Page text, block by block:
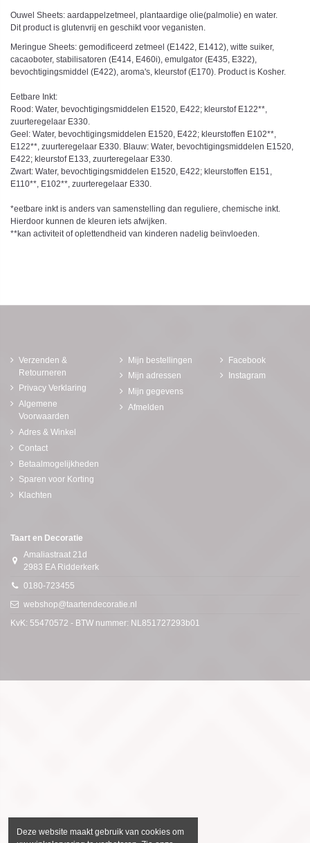
Ouwel Sheets: aardappelzetmeel, plantaardige olie(palmolie) en water.
Dit product is glutenvrij en geschikt voor veganisten.
Meringue Sheets: gemodificeerd zetmeel (E1422, E1412), witte suiker,
cacaoboter, stabilisatoren (E414, E460i), emulgator (E435, E322),
bevochtigingsmiddel (E422), aroma's, kleurstof (E170). Product is Kosher.
Eetbare Inkt:
Rood: Water, bevochtigingsmiddelen E1520, E422; kleurstof E122**,
zuurteregelaar E330.
Geel: Water, bevochtigingsmiddelen E1520, E422; kleurstoffen E102**,
E122**, zuurteregelaar E330. Blauw: Water, bevochtigingsmiddelen E1520,
E422; kleurstof E133, zuurteregelaar E330.
Zwart: Water, bevochtigingsmiddelen E1520, E422; kleurstoffen E151,
E110**, E102**, zuurteregelaar E330.
*eetbare inkt is anders van samenstelling dan reguliere, chemische inkt.
Hierdoor kunnen de kleuren iets afwijken.
**kan activiteit of oplettendheid van kinderen nadelig beïnvloeden.
Verzenden &
Retourneren
Privacy Verklaring
Algemene
Voorwaarden
Adres & Winkel
Contact
Betaalmogelijkheden
Sparen voor Korting
Klachten
Mijn bestellingen
Mijn adressen
Mijn gegevens
Afmelden
Facebook
Instagram
Taart en Decoratie
Amaliastraat 21d
2983 EA Ridderkerk
0180-723455
webshop@taartendecoratie.nl
KvK: 55470572 - BTW nummer: NL851727293b01
Deze website maakt gebruik van cookies om